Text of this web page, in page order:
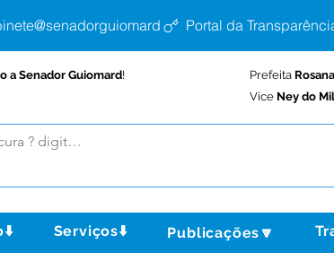
Portal da
a Senador Guiomard! Prefeita
Vice Ney do
Serviços⬇️ Publicações🔽